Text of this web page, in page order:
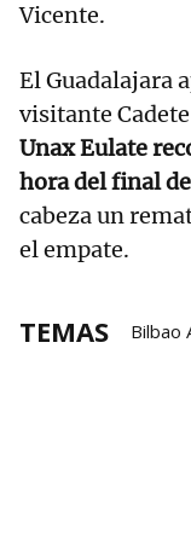
Vicente.
El Guadalajara
visitante
Unax Eulate
hora del final
cabeza un
el empate.
TEMAS Bilbao